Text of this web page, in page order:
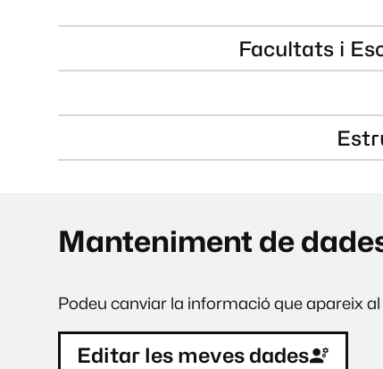
Facultats i
Manteniment de
Podeu canviar la informació que apareix
Editar les meves dades